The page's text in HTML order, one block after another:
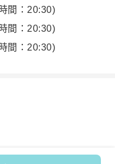
間：20:30)
間：20:30)
間：20:30)